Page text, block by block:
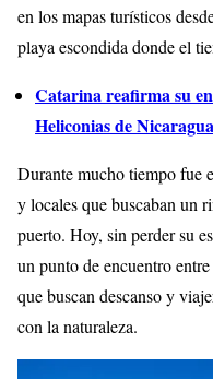
en los mapas turísticos
playa escondida donde el
Catarina reafirma su
Heliconias de Nicaragua
Durante mucho tiempo fue
y locales que buscaban un
puerto. Hoy, sin perder su
un punto de encuentro
que buscan descanso y
con la naturaleza.